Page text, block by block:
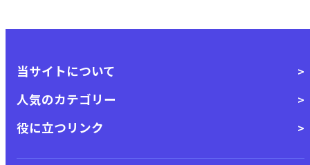
当サイトについて
人気のカテゴリー
役に立つリンク